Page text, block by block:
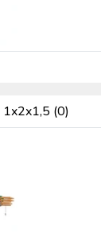
1x2x1,5 (0)